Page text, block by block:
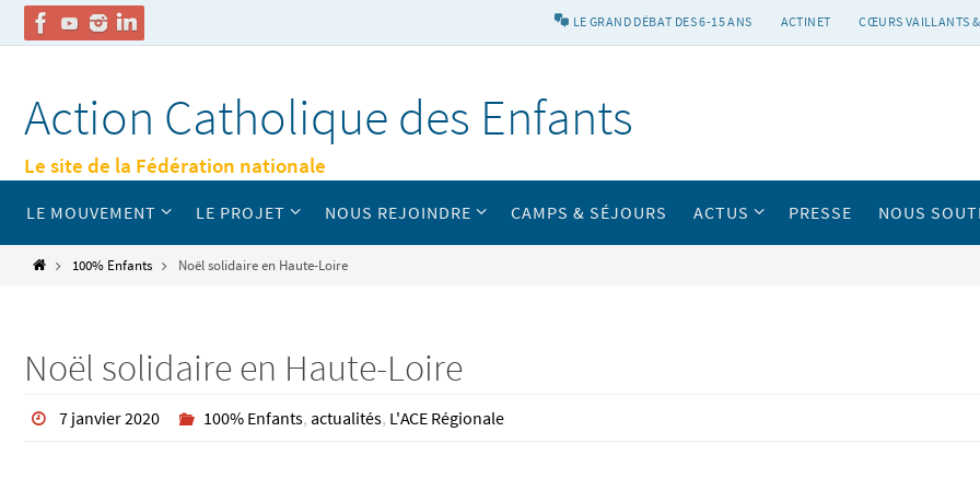
contenu
LE GRAND DÉBAT DES 6-15 ANS ACTINET CŒURS VAILLANTS
Action Catholique des Enfants
Le site de la Fédération nationale
contenu
LE MOUVEMENT LE PROJET NOUS REJOINDRE CAMPS & SÉJOURS ACTUS PRESSE NOUS
Home100% Enfants Noël solidaire en Haute-Loire
Noël solidaire en Haute-Loire
7 janvier 2020 100% Enfants, actualités, L'ACE Régionale